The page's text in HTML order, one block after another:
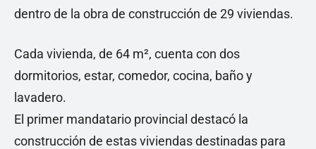
dentro de la obra de construcción de 29 viviendas.
Cada vivienda, de 64 m², cuenta con dos
dormitorios, estar, comedor, cocina, baño y
lavadero.
El primer mandatario provincial destacó la
construcción de estas viviendas destinadas para